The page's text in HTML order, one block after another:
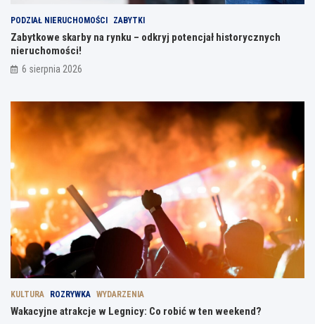
PODZIAŁ NIERUCHOMOŚCI ZABYTKI
Zabytkowe skarby na rynku – odkryj potencjał historycznych
nieruchomości!
6 sierpnia 2026
KULTURA ROZRYWKA WYDARZENIA
Wakacyjne atrakcje w Legnicy: Co robić w ten weekend?